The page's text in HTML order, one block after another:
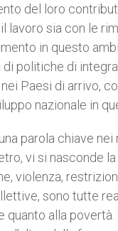
del loro
lavoro sia con le
in questo
di politiche di
Paesi di arrivo,
nazionale in
parola chiave
vi si nasconde la
violenza,
sono tutte
quanto alla